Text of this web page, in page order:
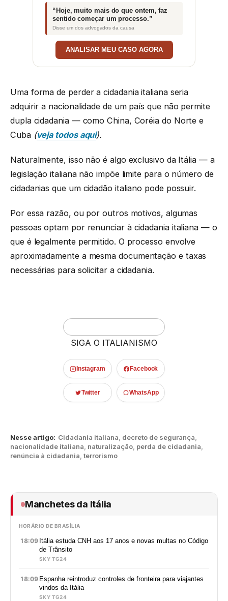
“Hoje, muito mais do que ontem, faz
sentido começar um processo.”
Disse um dos advogados da causa
ANALISAR MEU CASO AGORA
Uma forma de perder a cidadania italiana seria
adquirir a nacionalidade de um país que não permite
dupla cidadania — como China, Coréia do Norte e
Cuba (veja todos aqui).
Naturalmente, isso não é algo exclusivo da Itália — a
legislação italiana não impõe limite para o número de
cidadanias que um cidadão italiano pode possuir.
Por essa razão, ou por outros motivos, algumas
pessoas optam por renunciar à cidadania italiana — o
que é legalmente permitido. O processo envolve
aproximadamente a mesma documentação e taxas
necessárias para solicitar a cidadania.
SIGA O ITALIANISMO
Instagram Facebook
Twitter WhatsApp
Nesse artigo: Cidadania italiana, decreto de segurança,
nacionalidade italiana, naturalização, perda de cidadania,
renúncia à cidadania, terrorismo
Manchetes da Itália
HORÁRIO DE BRASÍLIA
18:09 Itália estuda CNH aos 17 anos e novas multas no Código
de Trânsito
SKY TG24
18:09 Espanha reintroduz controles de fronteira para viajantes
vindos da Itália
SKY TG24